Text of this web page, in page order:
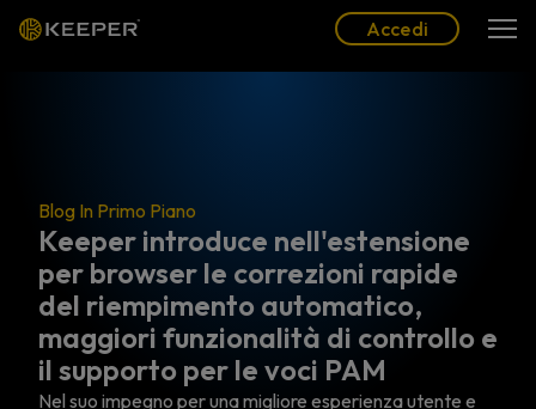
Accedi
Blog In Primo Piano
Keeper introduce nell'estensione
per browser le correzioni rapide
del riempimento automatico,
maggiori funzionalità di controllo e
il supporto per le voci PAM
Nel suo impegno per una migliore esperienza utente e